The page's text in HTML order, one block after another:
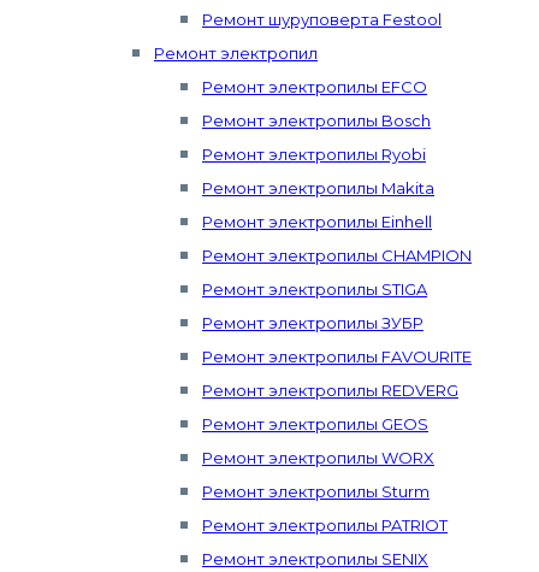
Ремонт шуруповерта Festool
Ремонт электропил
Ремонт электропилы EFCO
Ремонт электропилы Bosch
Ремонт электропилы Ryobi
Ремонт электропилы Makita
Ремонт электропилы Einhell
Ремонт электропилы CHAMPION
Ремонт электропилы STIGA
Ремонт электропилы ЗУБР
Ремонт электропилы FAVOURITE
Ремонт электропилы REDVERG
Ремонт электропилы GEOS
Ремонт электропилы WORX
Ремонт электропилы Sturm
Ремонт электропилы PATRIOT
Ремонт электропилы SENIX